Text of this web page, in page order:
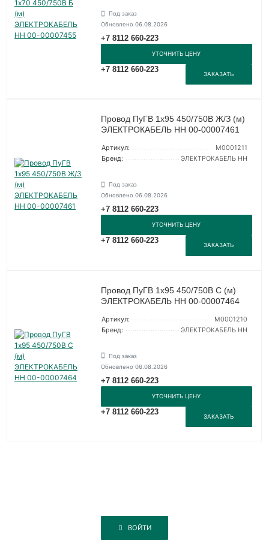
Под заказ
Обновлено 06.08.2026
+7 8112 660-223
УТОЧНИТЬ ЦЕНУ
+7 8112 660-223
ЗАКАЗАТЬ
Провод ПуГВ 1х95 450/750В Ж/З (м)
ЭЛЕКТРОКАБЕЛЬ НН 00-00007461
Артикул:
M0001211
Бренд:
ЭЛЕКТРОКАБЕЛЬ НН
Под заказ
Обновлено 06.08.2026
+7 8112 660-223
УТОЧНИТЬ ЦЕНУ
+7 8112 660-223
ЗАКАЗАТЬ
Провод ПуГВ 1х95 450/750В С (м)
ЭЛЕКТРОКАБЕЛЬ НН 00-00007464
Артикул:
M0001210
Бренд:
ЭЛЕКТРОКАБЕЛЬ НН
Под заказ
Обновлено 06.08.2026
+7 8112 660-223
УТОЧНИТЬ ЦЕНУ
+7 8112 660-223
ЗАКАЗАТЬ
ВОЙТИ